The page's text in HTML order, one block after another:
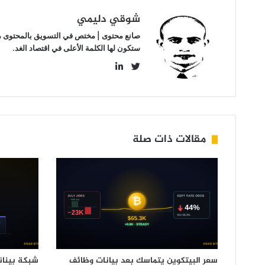
شوقي دليمي
صانع محتوى | مختص في التسويق بالمحتوى
ستكون لها الكلمة الأعلى في اقتصاد الغد.
مقالات ذات صلة
سعر البيتكوين يتماسك بعد بيانات وظائف شبكة